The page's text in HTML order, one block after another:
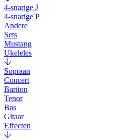
4-snarige J
4-snarige P
Andere
Sets
Mustang
Ukeleles
Sopraan
Concert
Bariton
Tenor
Bas
Gitaar
Effecten